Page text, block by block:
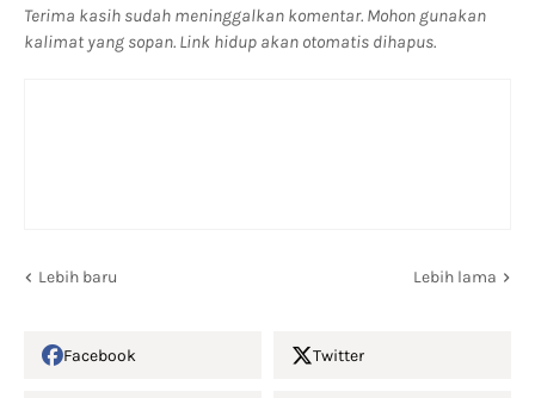
Terima kasih sudah meninggalkan komentar. Mohon gunakan
kalimat yang sopan. Link hidup akan otomatis dihapus.
Lebih baru Lebih lama
Facebook Twitter